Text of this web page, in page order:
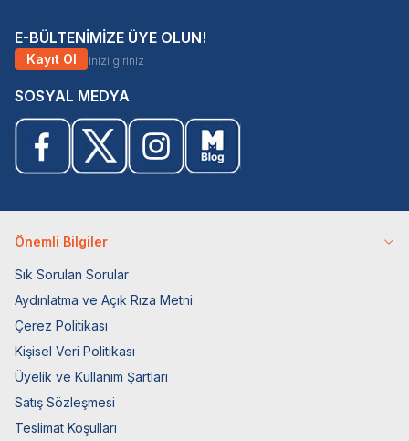
E-BÜLTENİMİZE ÜYE OLUN!
Kayıt Ol
SOSYAL MEDYA
Önemli Bilgiler
Sık Sorulan Sorular
Aydınlatma ve Açık Rıza Metni
Çerez Politikası
Kişisel Veri Politikası
Üyelik ve Kullanım Şartları
Satış Sözleşmesi
Teslimat Koşulları